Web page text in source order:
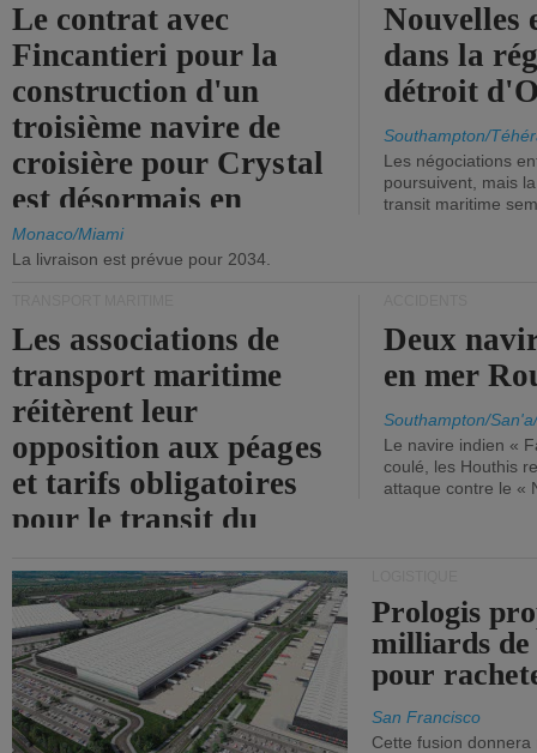
Le contrat avec
Fincantieri pour la
construction d'un
troisième navire de
croisière pour Crystal
est désormais en
vigueur.
Monaco/Miami
La livraison est prévue pour 2034.
Nouvelles
dans la
détroit
Southampton/
Les négociations
poursuivent, mais
transit maritime
Les associations de
transport maritime
réitèrent leur
opposition aux péages
et tarifs obligatoires
pour le transit du
Deux
en mer
Southampton/
Le navire indien «
coulé, les Houthis
attaque contre le «
Prologis
milliards
pour
San Francisco
Cette fusion